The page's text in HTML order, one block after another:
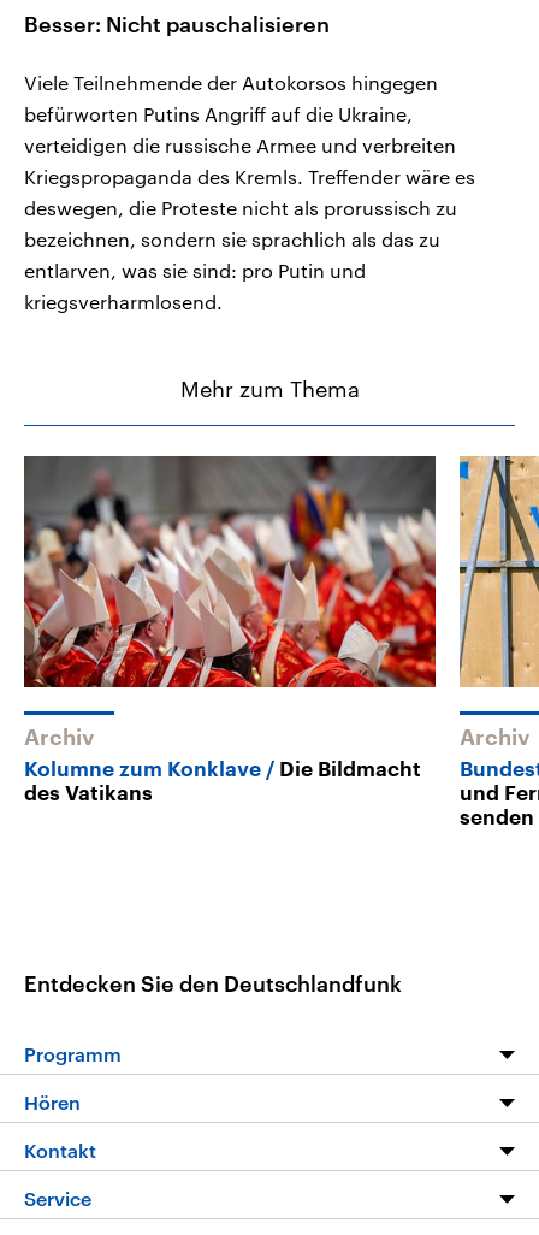
Besser: Nicht pauschalisieren
Viele Teilnehmende der Autokorsos hingegen
befürworten Putins Angriff auf die Ukraine,
verteidigen die russische Armee und verbreiten
Kriegspropaganda des Kremls. Treffender wäre es
deswegen, die Proteste nicht als prorussisch zu
bezeichnen, sondern sie sprachlich als das zu
entlarven, was sie sind: pro Putin und
kriegsverharmlosend.
Mehr zum Thema
Archiv
Kolumne zum Konklave
Die Bildmacht
des Vatikans
Archiv
und
senden
Entdecken Sie den Deutschlandfunk
Programm
Die Nachrichten
Nachrichtenleicht
Hören
Livestream
Podcasts
Kontakt
Service